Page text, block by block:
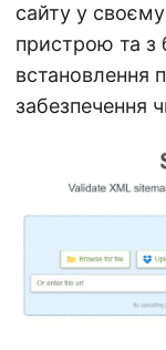
сайту у
пристрою та з
встановлення
забезпечення